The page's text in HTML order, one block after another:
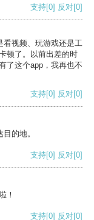
支持[0] 反对[0]
看视频、玩游戏还是工
顿了。以前出差的时
了这个app，我再也不
支持[0] 反对[0]
的地。
支持[0] 反对[0]
！
支持[0] 反对[0]